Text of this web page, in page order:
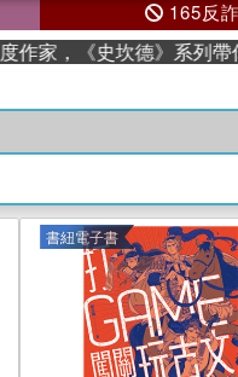
165反
史坎德》系列帶你踏上
書紐電子書